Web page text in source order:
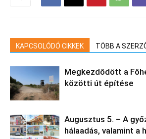
KAPCSOLÓDÓ CIKKEK TÖBB A
Megkezdődött a
közötti út építése
Augusztus 5. – A
hálaadás, valamint a